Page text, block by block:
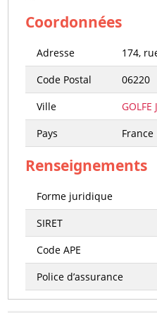
Coordonnées
Adresse
174,
Code Postal
06220
Ville
GOLFE
Pays
France
Renseignements
Forme juridique
SIRET
Code APE
Police d’assurance